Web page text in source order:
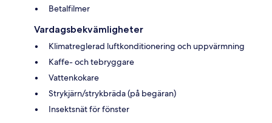
Betalfilmer
Vardagsbekvämligheter
Klimatreglerad luftkonditionering och uppvärmning
Kaffe- och tebryggare
Vattenkokare
Strykjärn/strykbräda (på begäran)
Insektsnät för fönster